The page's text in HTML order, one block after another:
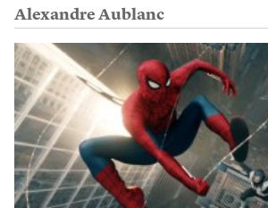
Alexandre Aublanc